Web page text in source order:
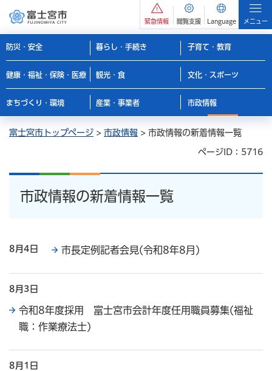
緊急情報 閲覧支援 Language メニュー
防災・安全 暮らし・手続き 子育て・教育
健康・福祉・保険・医療 観光・食 文化・スポーツ
まちづくり・環境 産業・事業者 市政情報
富士宮市トップページ > 市政情報 > 市政情報の新着情報一覧
ページID：5716
市政情報の新着情報一覧
8月4日 市長定例記者会見(令和8年8月)
8月3日
令和8年度採用 富士宮市会計年度任用職員募集(福祉
職：作業療法士)
8月1日